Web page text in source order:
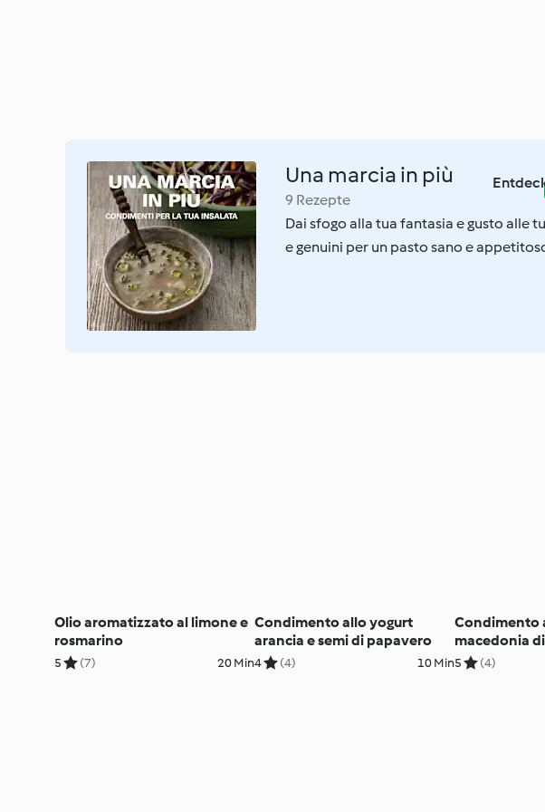
Una marcia in più
9 Rezepte
Dai sfogo alla tua fantasia e gusto alle
e genuini per un pasto sano e
Olio aromatizzato al limone e
rosmarino
5 (7) 20 Min
Condimento allo yogurt
arancia e semi di papavero
4 (4) 10 Min
Condimento
macedonia
5 (4)